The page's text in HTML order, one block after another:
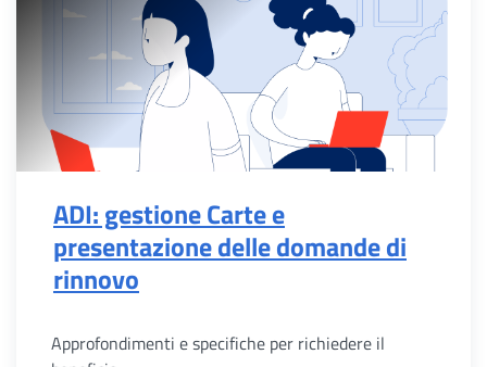
ADI: gestione Carte e
presentazione delle domande di
rinnovo
Approfondimenti e specifiche per richiedere il